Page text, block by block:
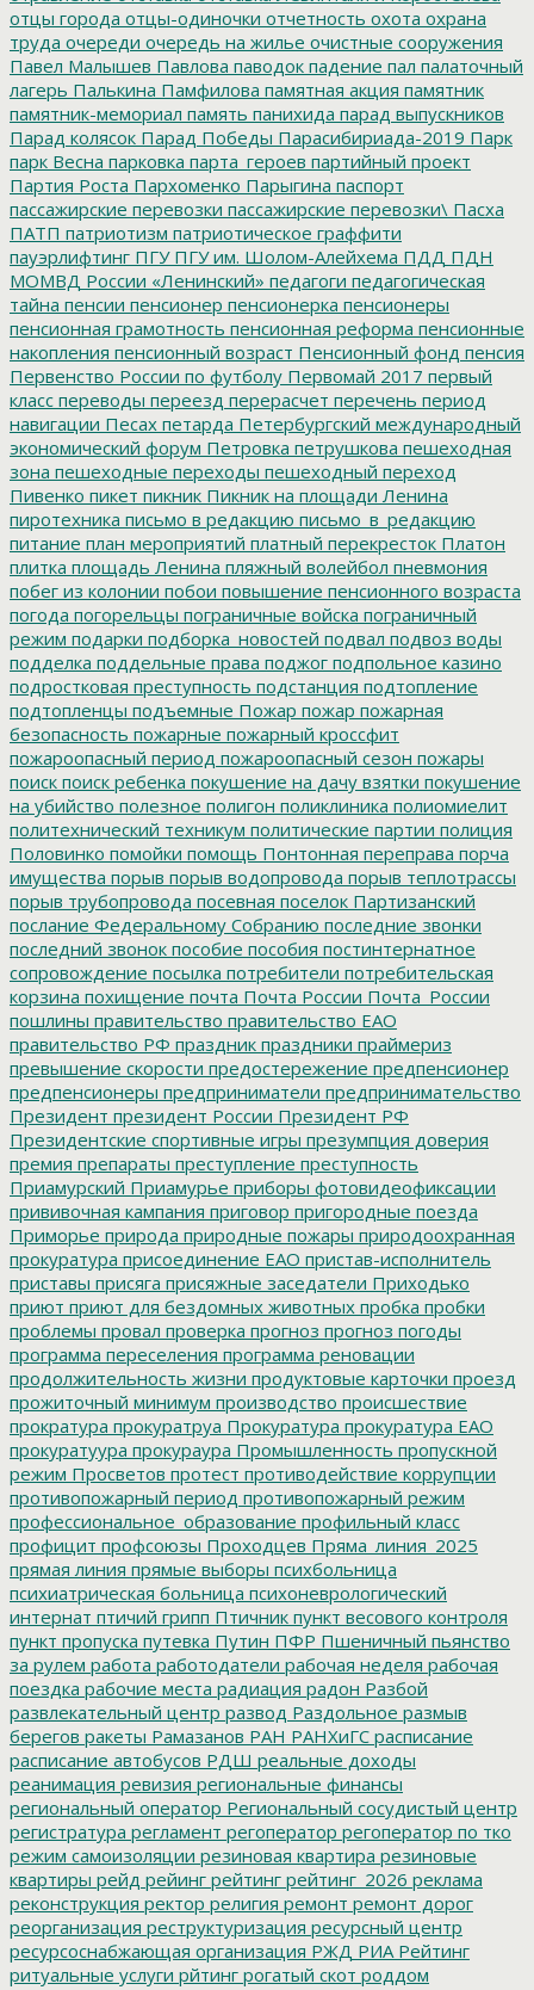
отцы города отцы-одиночки отчетность охота охрана
труда очереди очередь на жилье очистные сооружения
Павел Малышев Павлова паводок падение пал палаточный
лагерь Палькина Памфилова памятная акция памятник
памятник-мемориал память панихида парад выпускников
Парад колясок Парад Победы Парасибириада-2019 Парк
парк Весна парковка парта_героев партийный проект
Партия Роста Пархоменко Парыгина паспорт
пассажирские перевозки пассажирские перевозки\ Пасха
ПАТП патриотизм патриотическое граффити
пауэрлифтинг ПГУПГУ им. Шолом-Алейхема ПДД ПДН
МОМВД России «Ленинский» педагоги педагогическая
тайна пенсии пенсионер пенсионерка пенсионеры
пенсионная грамотность пенсионная реформа пенсионные
накопления пенсионный возраст Пенсионный фонд пенсия
Первенство России по футболу Первомай 2017 первый
класс переводы переезд перерасчет перечень период
навигации Песах петарда Петербургский международный
экономический форум Петровка петрушкова пешеходная
зона пешеходные переходы пешеходный переход
Пивенко пикет пикник Пикник на площади Ленина
пиротехника письмо в редакцию письмо_в_редакцию
питание план мероприятий платный перекресток Платон
плитка площадь Ленина пляжный волейбол пневмония
побег из колонии побои повышение пенсионного возраста
погода погорельцы пограничные войска пограничный
режим подарки подборка_новостей подвал подвоз воды
подделка поддельные права поджог подпольное казино
подростковая преступность подстанция подтопление
подтопленцы подъемные Пожар пожар пожарная
безопасность пожарные пожарный кроссфит
пожароопасный период пожароопасный сезон пожары
поиск поиск ребенка покушение на дачу взятки покушение
на убийство полезное полигон поликлиника полиомиелит
политехнический техникум политические партии полиция
Половинко помойки помощь Понтонная переправа порча
имущества порыв порыв водопровода порыв теплотрассы
порыв трубопровода посевная поселок Партизанский
послание Федеральному Собранию последние звонки
последний звонок пособие пособия постинтернатное
сопровождение посылка потребители потребительская
корзина похищение почта Почта России Почта_России
пошлины правительство правительство ЕАО
правительство РФ праздник праздники праймериз
превышение скорости предостережение предпенсионер
предпенсионеры предприниматели предпринимательство
Президент президент России Президент РФ
Президентские спортивные игры презумпция доверия
премия препараты преступление преступность
Приамурский Приамурье приборы фотовидеофиксации
прививочная кампания приговор пригородные поезда
Приморье природа природные пожары природоохранная
прокуратура присоединение ЕАО пристав-исполнитель
приставы присяга присяжные заседатели Приходько
приют приют для бездомных животных пробка пробки
проблемы провал проверка прогноз прогноз погоды
программа переселения программа реновации
продолжительность жизни продуктовые карточки проезд
прожиточный минимум производство происшествие
прократура прокуратруа Прокуратура прокуратура ЕАО
прокуратуура прокураура Промышленность пропускной
режим Просветов протест противодействие коррупции
противопожарный период противопожарный режим
профессиональное_образование профильный класс
профицит профсоюзы Проходцев Пряма_линия_2025
прямая линия прямые выборы психбольница
психиатрическая больница психоневрологический
интернат птичий грипп Птичник пункт весового контроля
пункт пропуска путевка Путин ПФР Пшеничный пьянство
за рулем работа работодатели рабочая неделя рабочая
поездка рабочие места радиация радон Разбой
развлекательный центр развод Раздольное размыв
берегов ракеты Рамазанов РАН РАНХиГС расписание
расписание автобусов РДШ реальные доходы
реанимация ревизия региональные финансы
региональный оператор Региональный сосудистый центр
регистратура регламент регоператор регоператор по тко
режим самоизоляции резиновая квартира резиновые
квартиры рейд рейинг рейтинг рейтинг_2026 реклама
реконструкция ректор религия ремонт ремонт дорог
реорганизация реструктуризация ресурсный центр
ресурсоснабжающая организация РЖД РИА Рейтинг
ритуальные услуги рйтинг рогатый скот роддом